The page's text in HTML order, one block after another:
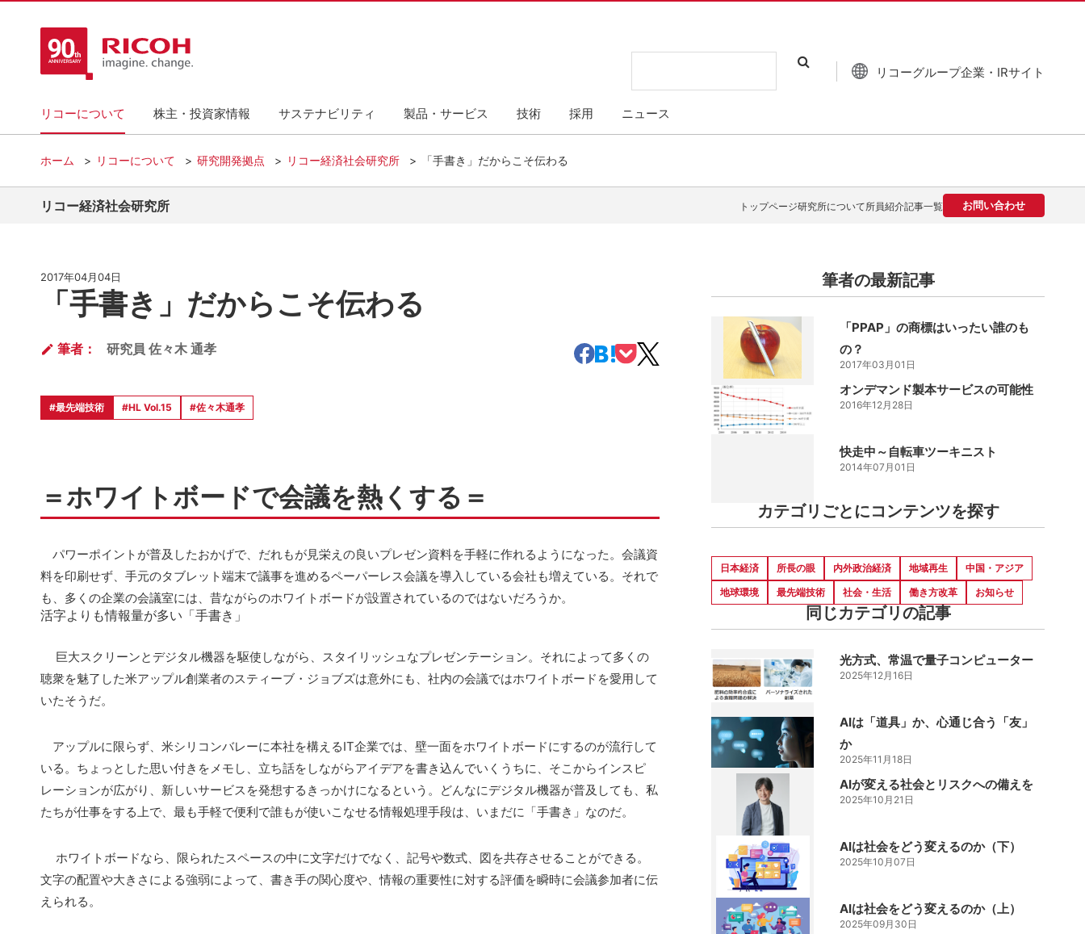
リコーについて 株主・投資家情報 サステナビリティ 製品・サービス 技術 採用 ニュース
リコーグループ企業・IRサイト
ホーム リコーについて 研究開発拠点 リコー経済社会研究所 「手書き」だからこそ伝わる
リコー経済社会研究所 トップページ研究所について所員紹介記事一覧 お問い合わせ
「手書き」だからこそ伝わる
2017年04月04日
筆者： 研究員 佐々木 通孝
#最先端技術 #HL Vol.15 #佐々木通孝
＝ホワイトボードで会議を熱くする＝
パワーポイントが普及したおかげで、だれもが見栄えの良いプレゼン資料を手軽に作れるようになった。会議資
料を印刷せず、手元のタブレット端末で議事を進めるペーパーレス会議を導入している会社も増えている。それで
も、多くの企業の会議室には、昔ながらのホワイトボードが設置されているのではないだろうか。
活字よりも情報量が多い「手書き」
巨大スクリーンとデジタル機器を駆使しながら、スタイリッシュなプレゼンテーション。それによって多くの
聴衆を魅了した米アップル創業者のスティーブ・ジョブズは意外にも、社内の会議ではホワイトボードを愛用して
いたそうだ。
アップルに限らず、米シリコンバレーに本社を構えるIT企業では、壁一面をホワイトボードにするのが流行して
いる。ちょっとした思い付きをメモし、立ち話をしながらアイデアを書き込んでいくうちに、そこからインスピ
レーションが広がり、新しいサービスを発想するきっかけになるという。どんなにデジタル機器が普及しても、私
たちが仕事をする上で、最も手軽で便利で誰もが使いこなせる情報処理手段は、いまだに「手書き」なのだ。
ホワイトボードなら、限られたスペースの中に文字だけでなく、記号や数式、図を共存させることができる。
文字の配置や大きさによる強弱によって、書き手の関心度や、情報の重要性に対する評価を瞬時に会議参加者に伝
えられる。
筆者の最新記事
「PPAP」の商標はいったい誰のも
の？
2017年03月01日
オンデマンド製本サービスの可能性
2016年12月28日
快走中～自転車ツーキニスト
2014年07月01日
カテゴリごとにコンテンツを探す
日本経済 所長の眼 内外政治経済 地域再生
中国・アジア
地球環境
最先端技術 社会・生活 働き方改革 お知らせ
同じカテゴリの記事
光方式、常温で量子コンピューター
2025年12月16日
AIは「道具」か、心通じ合う「友」
か
2025年11月18日
AIが変える社会とリスクへの備えを
2025年10月21日
AIは社会をどう変えるのか（下）
2025年10月07日
AIは社会をどう変えるのか（上）
2025年09月30日